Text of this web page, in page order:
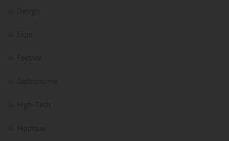
Design
Expo
Festival
Gastronomie
High-Tech
Hippique